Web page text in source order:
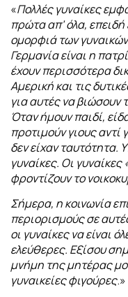
«Πολλές γυναίκες
πρώτα απ’ όλα, επειδή
ομορφιά των
Γερμανία είναι η
έχουν περισσότερα
Αμερική και τις
για αυτές να βιώσουν
Όταν ήμουν παιδί,
προτιμούν γιους αντί
δεν είχαν ταυτότητα.
γυναίκες. Οι
φροντίζουν το
Σήμερα, η κοινωνία
περιορισμούς σε
οι γυναίκες να είναι
ελεύθερες. Εξίσου
μνήμη της μητέρας
γυναικείες φιγούρες.»